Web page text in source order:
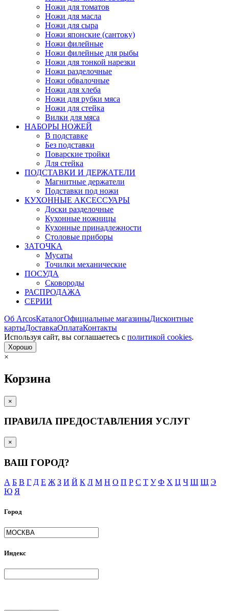
Ножи для томатов
Ножи для масла
Ножи для сыра
Ножи японские (сантоку)
Ножи филейные
Ножи филейные для рыбы
Ножи для тонкой нарезки
Ножи разделочные
Ножи обвалочные
Ножи для хлеба
Ножи для рубки мяса
Ножи для стейка
Вилки для мяса
НАБОРЫ НОЖЕЙ
В подставке
Без подставки
Поварские тройки
Для стейка
ПОДСТАВКИ И ДЕРЖАТЕЛИ
Магнитные держатели
Подставки под ножи
КУХОННЫЕ АКСЕССУАРЫ
Доски разделочные
Кухонные ножницы
Кухонные принадлежности
Столовые приборы
ЗАТОЧКА
Мусаты
Точилки механические
ПОСУДА
Сковороды
РАСПРОДАЖА
СЕРИИ
Об ArcosКаталогОфициальные магазиныДисконтные
картыДоставкаОплатаКонтакты
Используя сайт, вы согла­шаетесь с политикой cookies.
Хорошо
×
Корзина
×
ПРАВИЛА ПРЕДОСТАВЛЕНИЯ УСЛУГ
×
ВАШ ГОРОД?
А Б В Г Д Е Ж З И Й К Л М Н О П Р С Т У Ф Х Ц Ч Ш Щ Э
Ю Я
Город
Индекс